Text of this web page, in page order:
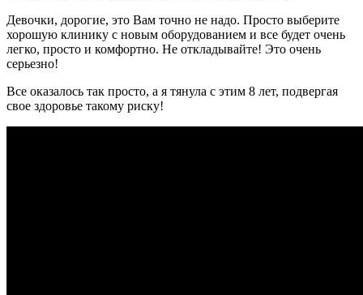
Девочки, дорогие, это Вам точно не надо. Просто выберите
хорошую клинику с новым оборудованием и все будет очень
легко, просто и комфортно. Не откладывайте! Это очень
серьезно!
Все оказалось так просто, а я тянула с этим 8 лет, подвергая
свое здоровье такому риску!